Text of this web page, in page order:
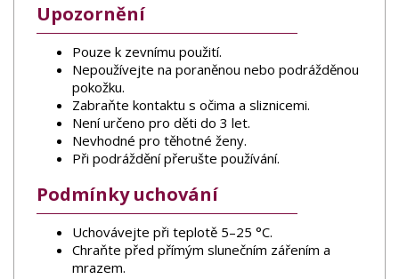
Upozornění
Pouze k zevnímu použití.
Nepoužívejte na poraněnou nebo podrážděnou
pokožku.
Zabraňte kontaktu s očima a sliznicemi.
Není určeno pro děti do 3 let.
Nevhodné pro těhotné ženy.
Při podráždění přerušte používání.
Podmínky uchování
Uchovávejte při teplotě 5–25 °C.
Chraňte před přímým slunečním zářením a
mrazem.